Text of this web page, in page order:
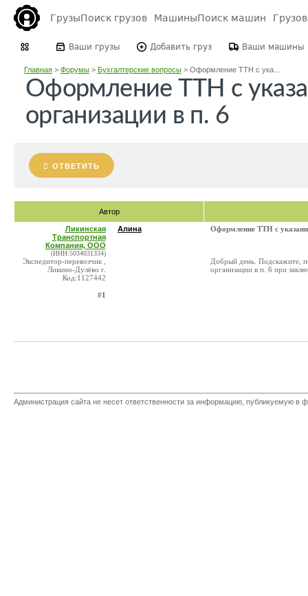
ГрузыПоиск грузов МашиныПоиск машин
Ваши грузы Добавить груз Ваши машины
Главная> Форумы> Бухгалтерские вопросы> Оформление ТТН с ука...
Оформление ТТН с
организации в п. 6
ОТВЕТИТЬ
Автор
Ликинская
Транспортная
Компания, ООО
(ИНН:5034031334)
Экспедитор-перевозчик ,
Ликино-Дулёво г.
Код:1127442
#1
Алина Оформление ТТН с
Добрый день. Подскажите,
организации в п. 6 при
Администрация сайта не несет ответственности за информацию, публикуемую